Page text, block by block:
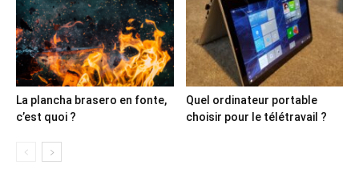
La plancha brasero en fonte,
c’est quoi ?
Quel ordinateur portable
choisir pour le télétravail ?